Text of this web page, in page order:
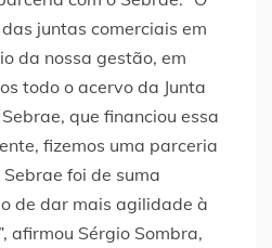
juntas comerciais em
da nossa gestão, em
todo o acervo da Junta
que financiou essa
fizemos uma parceria
foi de suma
de dar mais agilidade à
afirmou Sérgio Sombra,